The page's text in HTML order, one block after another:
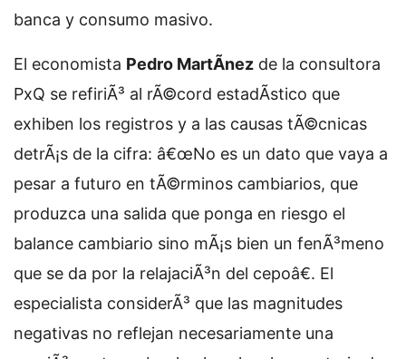
banca y consumo masivo.
El economista Pedro MartÃ­nez de la consultora
PxQ se refiriÃ³ al rÃ©cord estadÃ­stico que
exhiben los registros y a las causas tÃ©cnicas
detrÃ¡s de la cifra: â€œNo es un dato que vaya a
pesar a futuro en tÃ©rminos cambiarios, que
produzca una salida que ponga en riesgo el
balance cambiario sino mÃ¡s bien un fenÃ³meno
que se da por la relajaciÃ³n del cepoâ€. El
especialista considerÃ³ que las magnitudes
negativas no reflejan necesariamente una